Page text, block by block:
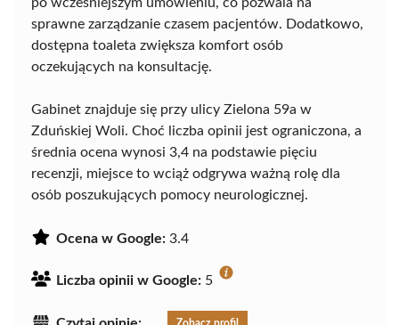
po wcześniejszym umówieniu, co pozwala na
sprawne zarządzanie czasem pacjentów. Dodatkowo,
dostępna toaleta zwiększa komfort osób
oczekujących na konsultację.
Gabinet znajduje się przy ulicy Zielona 59a w
Zduńskiej Woli. Choć liczba opinii jest ograniczona, a
średnia ocena wynosi 3,4 na podstawie pięciu
recenzji, miejsce to wciąż odgrywa ważną rolę dla
osób poszukujących pomocy neurologicznej.
Ocena w Google: 3.4
Liczba opinii w Google: 5